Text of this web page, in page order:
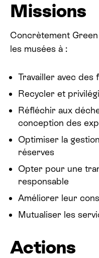
Missions
Concrètement
les musées à :
Travailler avec des
Recycler et
Réfléchir aux
conception des
Optimiser la
réserves
Opter pour une
responsable
Améliorer leur
Mutualiser les
Actions